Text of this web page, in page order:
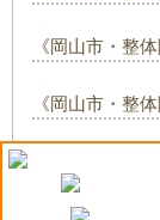
《岡山市・整
《岡山市・整